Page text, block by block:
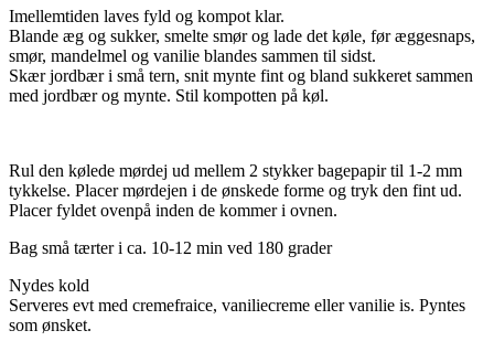
Imellemtiden laves fyld og kompot klar.
Blande æg og sukker, smelte smør og lade det køle, før æggesnaps,
smør, mandelmel og vanilie blandes sammen til sidst.
Skær jordbær i små tern, snit mynte fint og bland sukkeret sammen
med jordbær og mynte. Stil kompotten på køl.
Rul den kølede mørdej ud mellem 2 stykker bagepapir til 1-2 mm
tykkelse. Placer mørdejen i de ønskede forme og tryk den fint ud.
Placer fyldet ovenpå inden de kommer i ovnen.
Bag små tærter i ca. 10-12 min ved 180 grader
Nydes kold
Serveres evt med cremefraice, vaniliecreme eller vanilie is. Pyntes
som ønsket.